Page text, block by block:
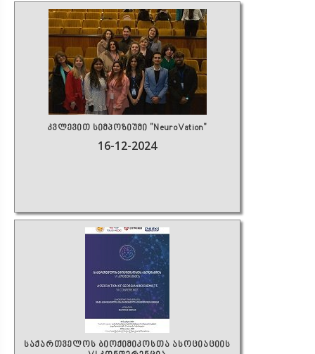
კვლევით სიმპოზიუმი "NeuroVation"
16-12-2024
საქართველოს ბიოქიმიკოსთა ასოციაციის